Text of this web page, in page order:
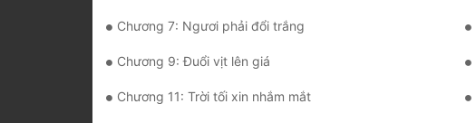
Chương 7: Ngươi phải đổi trắng
Chương 9: Đuổi vịt lên giá
Chương 11: Trời tối xin nhắm mắt